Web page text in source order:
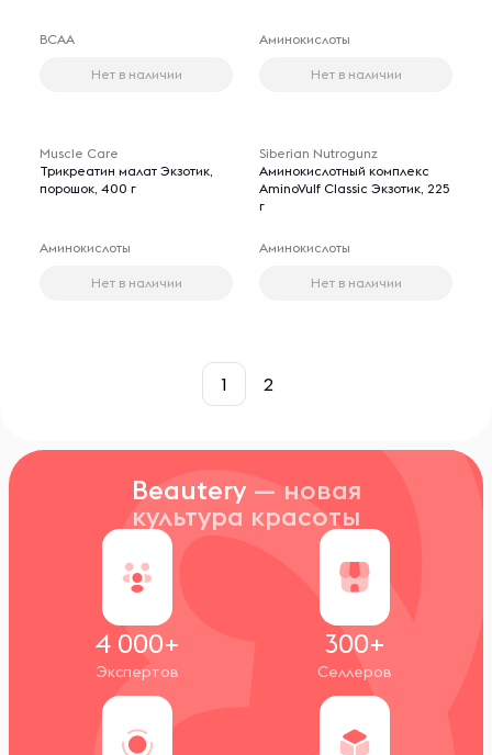
BCAA
Нет в наличии
Аминокислоты
Нет в наличии
Muscle Care
Трикреатин малат Экзотик,
порошок, 400 г
Аминокислоты
Нет в наличии
Siberian Nutrogunz
Аминокислотный комплекс
AminoVulf Classic Экзотик, 225
г
Аминокислоты
Нет в наличии
1 2
Beautery — новая
культура красоты
4 000+
Экспертов
300+
Селлеров